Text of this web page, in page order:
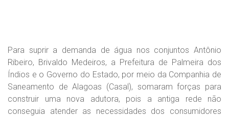
Para suprir a demanda de água nos conjuntos Antônio
Ribeiro, Brivaldo Medeiros, a Prefeitura de Palmeira dos
Índios e o Governo do Estado, por meio da Companhia de
Saneamento de Alagoas (Casal), somaram forças para
construir uma nova adutora, pois a antiga rede não
conseguia atender as necessidades dos consumidores